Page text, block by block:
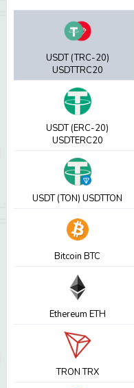
USDT (TRC-20)
USDTTRC20
USDT (ERC-20)
USDTERC20
USDT (TON) USDTTON
Bitcoin BTC
Ethereum ETH
TRON TRX